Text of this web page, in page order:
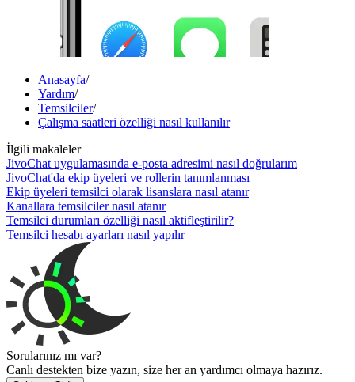
Anasayfa/
Yardım/
Temsilciler/
Çalışma saatleri özelliği nasıl kullanılır
İlgili makaleler
JivoChat uygulamasında e-posta adresimi nasıl doğrularım
JivoChat'da ekip üyeleri ve rollerin tanımlanması
Ekip üyeleri temsilci olarak lisanslara nasıl atanır
Kanallara temsilciler nasıl atanır
Temsilci durumları özelliği nasıl aktifleştirilir?
Temsilci hesabı ayarları nasıl yapılır
Sorularınız mı var?
Canlı destekten bize yazın, size her an yardımcı olmaya hazırız.